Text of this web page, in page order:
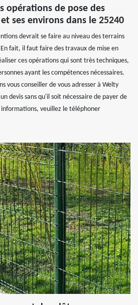
opérations de pose des
ses environs dans le 25240
devrait se faire au niveau des terrains
fait, il faut faire des travaux de mise en
ces opérations qui sont très techniques,
ayant les compétences nécessaires.
vous conseiller de vous adresser à Welty
devis sans qu'il soit nécessaire de payer de
veuillez le téléphoner